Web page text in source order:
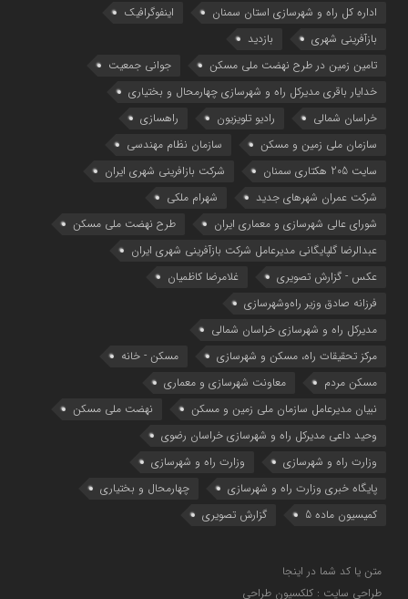
اداره کل راه و شهرسازی استان سمنان
اینفوگرافیک
بازآفرینی شهری
بازدید
تامین زمین در طرح نهضت ملی مسکن
جوانی جمعیت
خدایار باقری مدیرکل راه و شهرسازی چهارمحال و بختیاری
خراسان شمالی
رادیو تلویزیون
راهسازی
سازمان ملی زمین و مسکن
سازمان نظام مهندسی
سایت 205 هکتاری سمنان
شرکت بازافرینی شهری ایران
شرکت عمران شهرهای جدید
شهرام ملکی
شوراي عالي شهرسازی و معماري ايران
طرح نهضت ملی مسکن
عبدالرضا گلپایگانی مدیرعامل شرکت بازآفرینی شهری ایران
عکس - گزارش تصویری
غلامرضا کاظمیان
فرزانه صادق وزیر راه‌وشهرسازی
مدیرکل راه و شهرسازی خراسان شمالی
مرکز تحقیقات راه، مسکن و شهرسازی
مسکن - خانه
مسکن مردم
معاونت شهرسازي و معماري
نبیان مدیرعامل سازمان ملی زمین و مسکن
نهضت ملی مسکن
وحید داعی مدیرکل راه و شهرسازی خراسان رضوی
وزارت راه و شهرسازي
وزارت راه و شهرسازی
پایگاه خبری وزارت راه و شهرسازی
چهارمحال و بختیاری
کمیسیون ماده 5
گزارش تصویری
متن یا کد شما در اینجا
طراحی سایت : کلکسیون طراحی